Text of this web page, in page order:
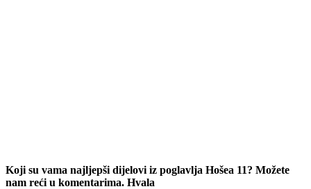
Koji su vama najljepši dijelovi iz poglavlja Hošea 11? Možete
nam reći u komentarima. Hvala